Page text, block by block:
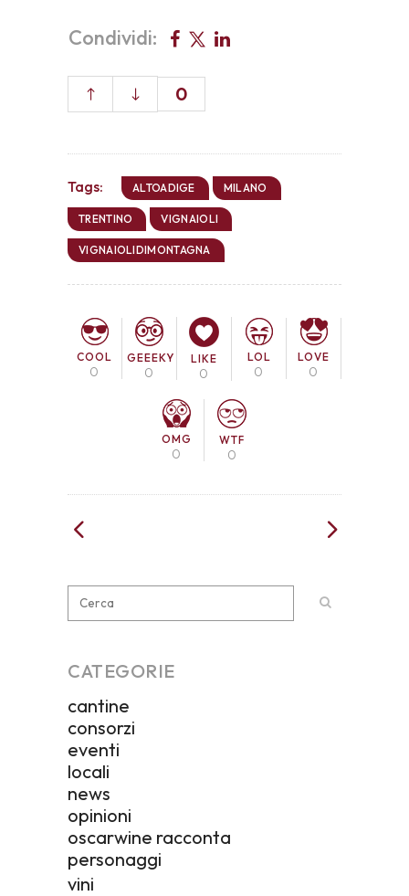
Condividi:
0
Tags: ALTOADIGE MILANO
TRENTINO VIGNAIOLI
VIGNAIOLIDIMONTAGNA
COOL
0
GEEEKY
0
LIKE
0
LOL
0
LOVE
0
OMG
0
WTF
0
CATEGORIE
cantine
consorzi
eventi
locali
news
opinioni
oscarwine racconta
personaggi
vini